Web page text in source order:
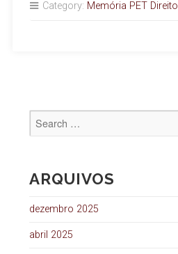
Category: Memória PET Direito
ARQUIVOS
dezembro 2025
abril 2025